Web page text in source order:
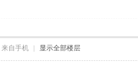
来自手机 | 显示全部楼层